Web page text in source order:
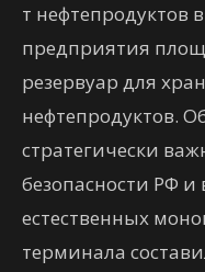
т нефтепродуктов
предприятия
резервуар для
нефтепродуктов.
стратегически
безопасности РФ и
естественных
терминала